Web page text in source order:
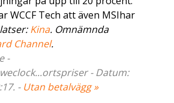
WCCF Tech att även MSIhar
Kina. Omnämnda
Channel.
-
- Datum:
- Utan betalvägg »